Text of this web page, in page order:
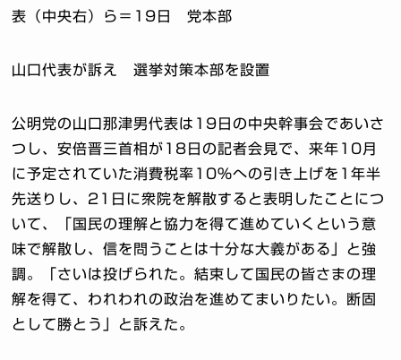
表（中央右）ら＝19日 党本部
山口代表が訴え 選挙対策本部を設置
公明党の山口那津男代表は19日の中央幹事会であいさ
つし、安倍晋三首相が18日の記者会見で、来年10月
に予定されていた消費税率10％への引き上げを1年半
先送りし、21日に衆院を解散すると表明したことにつ
いて、「国民の理解と協力を得て進めていくという意
味で解散し、信を問うことは十分な大義がある」と強
調。「さいは投げられた。結束して国民の皆さまの理
解を得て、われわれの政治を進めてまいりたい。断固
として勝とう」と訴えた。